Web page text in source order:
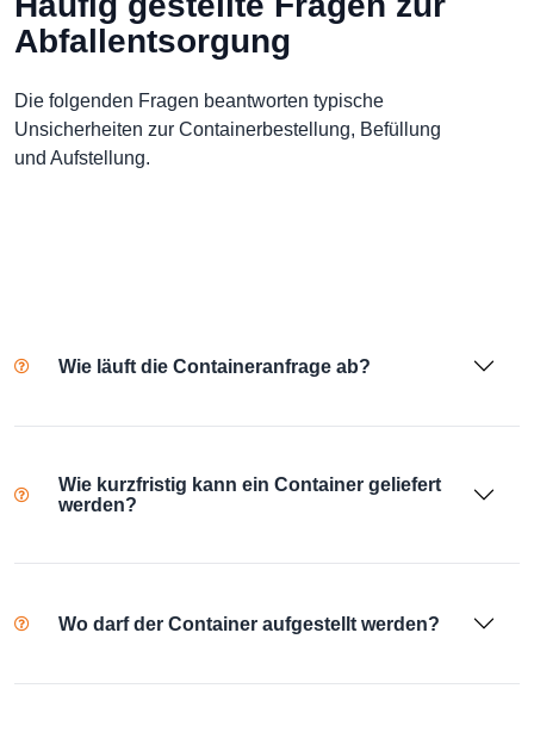
Abfallentsorgung
Die folgenden Fragen beantworten typische
Unsicherheiten zur Containerbestellung, Befüllung
und Aufstellung.
Wie läuft die Containeranfrage ab?
Wie kurzfristig kann ein Container geliefert
werden?
Wo darf der Container aufgestellt werden?